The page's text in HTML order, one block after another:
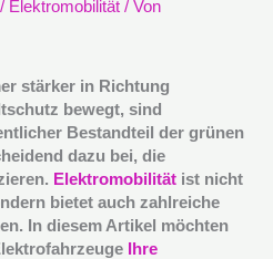
/ Elektromobilität / Von
stärker in Richtung
bewegt, sind
Bestandteil der grünen
dazu bei, die
Elektromobilität ist nicht
bietet auch zahlreiche
In diesem Artikel möchten
Ihre